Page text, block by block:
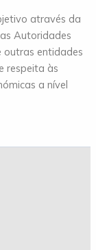
através da
Autoridades
outras entidades
respeita às
a nível